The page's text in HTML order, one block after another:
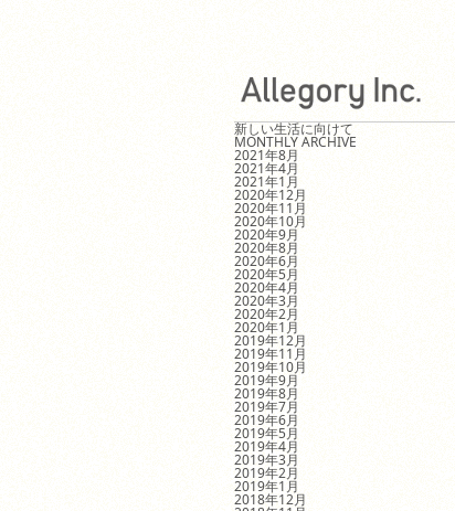
新しい生活に向けて
MONTHLY ARCHIVE
2021年8月
2021年4月
2021年1月
2020年12月
2020年11月
2020年10月
2020年9月
2020年8月
2020年6月
2020年5月
2020年4月
2020年3月
2020年2月
2020年1月
2019年12月
2019年11月
2019年10月
2019年9月
2019年8月
2019年7月
2019年6月
2019年5月
2019年4月
2019年3月
2019年2月
2019年1月
2018年12月